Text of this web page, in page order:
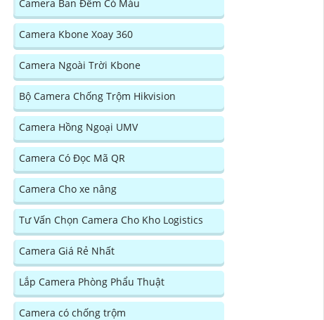
Camera Ban Đêm Có Màu
Camera Kbone Xoay 360
Camera Ngoài Trời Kbone
Bộ Camera Chống Trộm Hikvision
Camera Hồng Ngoại UMV
Camera Có Đọc Mã QR
Camera Cho xe nâng
Tư Vấn Chọn Camera Cho Kho Logistics
Camera Giá Rẻ Nhất
Lắp Camera Phòng Phẩu Thuật
Camera có chống trộm